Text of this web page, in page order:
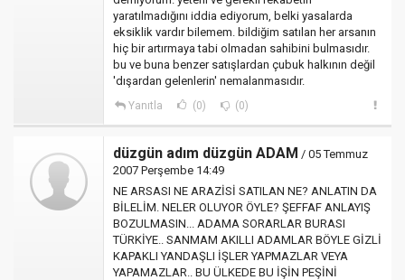
yaratılmadığını iddia ediyorum, belki yasalarda
eksiklik vardır bilemem. bildiğim satılan her arsanın
hiç bir artırmaya tabi olmadan sahibini bulmasıdır.
bu ve buna benzer satışlardan çubuk halkının değil
'dışardan gelenlerin' nemalanmasıdır.
Yanıtla (0) (0)
düzgün adım düzgün ADAM / 05 Temmuz
2007 Perşembe 14:49
NE ARSASI NE ARAZİSİ SATILAN NE? ANLATIN DA
BİLELİM. NELER OLUYOR ÖYLE? ŞEFFAF ANLAYIŞ
BOZULMASIN... ADAMA SORARLAR BURASI
TÜRKİYE.. SANMAM AKILLI ADAMLAR BÖYLE GİZLİ
KAPAKLI YANDAŞLI İŞLER YAPMAZLAR VEYA
YAPAMAZLAR.. BU ÜLKEDE BU İŞİN PEŞİNİ